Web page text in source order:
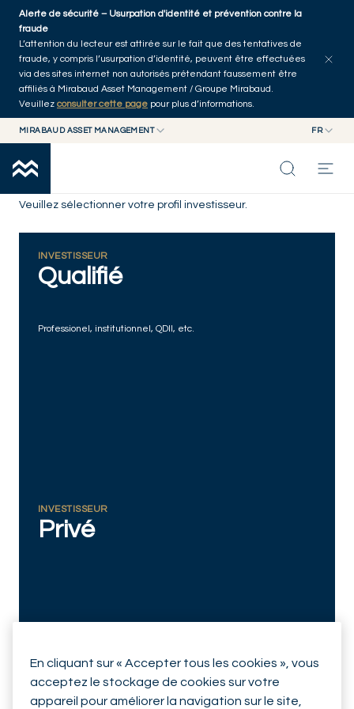
Skip to main content
Alerte de sécurité – Usurpation d'identité et prévention contre la
fraude
L’attention du lecteur est attirée sur le fait que des tentatives de
fraude, y compris l’usurpation d’identité, peuvent être effectuées
via des sites internet non autorisés prétendant faussement être
affiliés à Mirabaud Asset Management / Groupe Mirabaud.
Veuillez consulter cette page pour plus d’informations.
MIRABAUD ASSET MANAGEMENT
MIRABAUD ASSET MANAGEMENT
MIRABAUD INVESTMENTS
FR
FR
CAPACITÉS
FONDS
À PROPOS
Disclaimer
Veuillez sélectionner votre profil investisseur.
INVESTISSEUR
Qualifié
Professionel, institutionnel, QDII, etc.
INVESTISSEUR
Privé
En cliquant sur « Accepter tous les cookies », vous
acceptez le stockage de cookies sur votre
appareil pour améliorer la navigation sur le site,